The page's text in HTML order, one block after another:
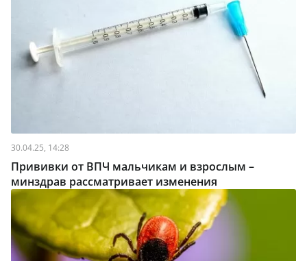
30.04.25, 14:28
Прививки от ВПЧ мальчикам и взрослым –
минздрав рассматривает изменения